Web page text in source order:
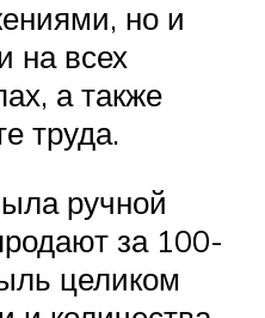
но и
на всех
а также
труда.
ручной
за 100-
целиком